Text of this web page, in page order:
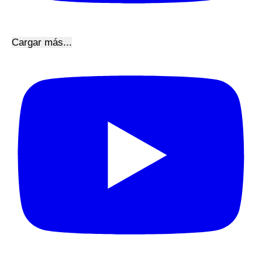
Cargar más...